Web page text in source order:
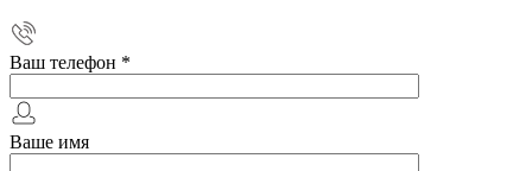
Ваш телефон *
Ваше имя